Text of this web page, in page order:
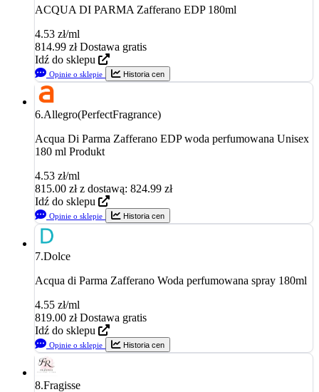
ACQUA DI PARMA Zafferano EDP 180ml
4.53 zł/ml
814.99 zł Dostawa gratis
Idź do sklepu
Opinie o sklepie Historia cen
6.Allegro(PerfectFragrance)
Acqua Di Parma Zafferano EDP woda perfumowana Unisex
180 ml Produkt
4.53 zł/ml
815.00 zł z dostawą: 824.99 zł
Idź do sklepu
Opinie o sklepie Historia cen
7.Dolce
Acqua di Parma Zafferano Woda perfumowana spray 180ml
4.55 zł/ml
819.00 zł Dostawa gratis
Idź do sklepu
Opinie o sklepie Historia cen
8.Fragisse